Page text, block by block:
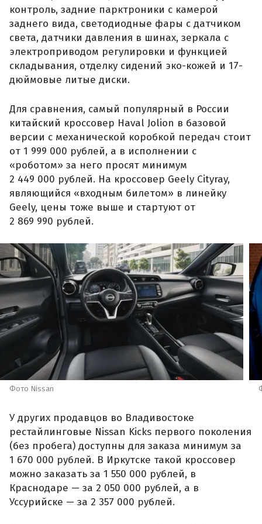
контроль, задние парктроники с камерой
заднего вида, светодиодные фары с датчиком
света, датчики давления в шинах, зеркала с
электроприводом регулировки и функцией
складывания, отделку сидений эко-кожей и 17-
дюймовые литые диски.
Для сравнения, самый популярный в России
китайский кроссовер Haval Jolion в базовой
версии с механической коробкой передач стоит
от 1 999 000 рублей, а в исполнении с
«роботом» за него просят минимум
2 449 000 рублей. На кроссовер Geely Cityray,
являющийся «входным билетом» в линейку
Geely, цены тоже выше и стартуют от
2 869 990 рублей.
Фото Nissan
У других продавцов во Владивостоке
рестайлинговые Nissan Kicks первого поколения
(без пробега) доступны для заказа минимум за
1 670 000 рублей. В Иркутске такой кроссовер
можно заказать за 1 550 000 рублей, в
Краснодаре — за 2 050 000 рублей, а в
Уссурийске — за 2 357 000 рублей.